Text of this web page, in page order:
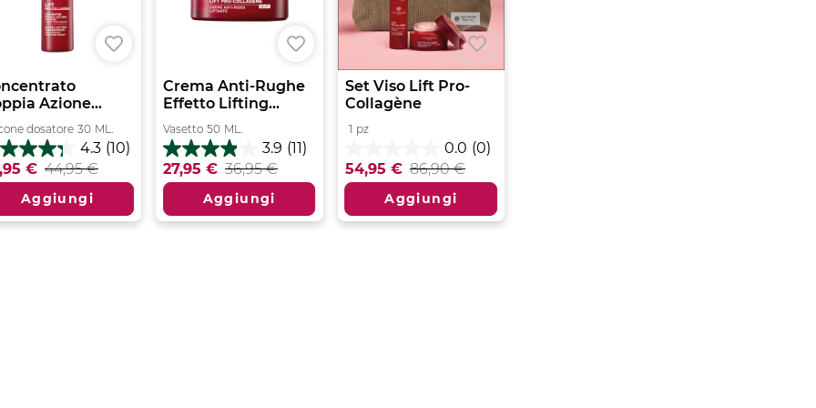
Azione...
dosatore 30 ML.
4.3 (10)
€ 44,95 €
Aggiungi
Crema Anti-Rughe
Effetto Lifting...
Vasetto 50 ML.
3.9 (11)
3.9
su
5
stelle.
11
27,95 € 36,95 €
Aggiungi
Set Viso Lift Pro-
Collagène
1 pz
0.0 (0)
su
5
stelle.
54,95 € 86,90 €
Aggiungi